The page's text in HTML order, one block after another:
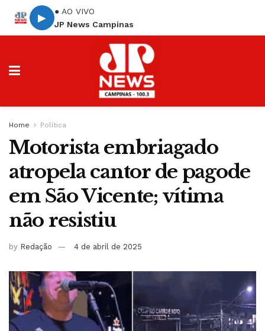
▶
● AO VIVO
JP News Campinas
Home Política
Motorista embriagado
atropela cantor de pagode
em São Vicente; vítima
não resistiu
by Redação 4 de abril de 2025